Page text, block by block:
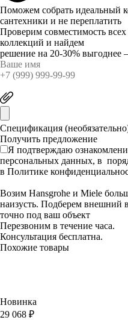
Поможем собрать идеальный
сантехники и не переплатить
Проверим совместимость
коллекций и найдем
решение на 20-30% выгоднее
Спецификация
Я подтверждаю
персональных данных, в
в Политике
Возим Hansgrohe и Miele
наизусть. Подберем внешний
точно под ваш объект
Перезвоним в течение часа.
Консультация бесплатна.
Похожие товары
Новинка
29 068 ₽